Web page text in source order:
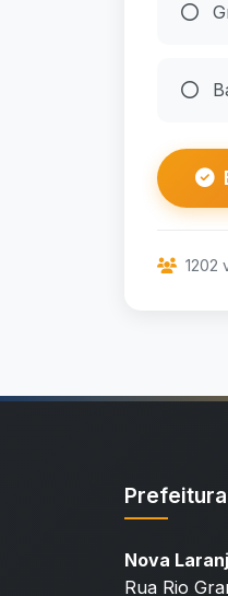
1202
Nova
Rua Rio